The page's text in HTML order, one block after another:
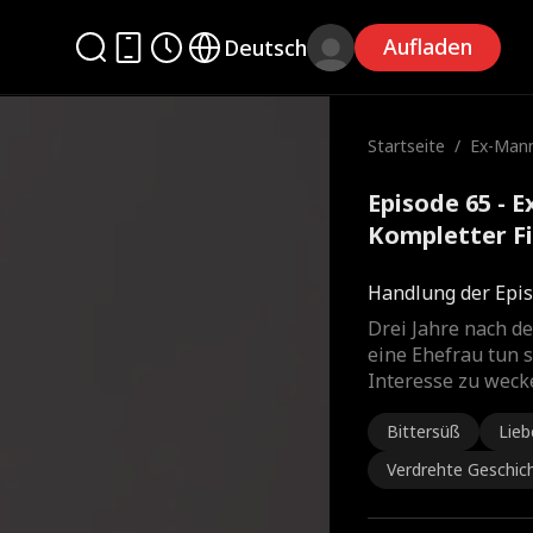
Deutsch Aufladen
Startseite / Ex-
Episode 65 -
Kompletter
Handlung der
Drei Jahre nach
eine Ehefrau tun
Interesse zu
Bittersüß
Verdrehte